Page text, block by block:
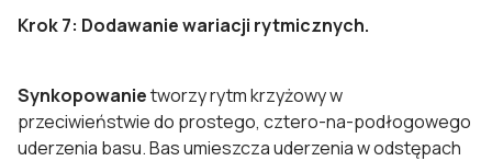
Krok 7: Dodawanie wariacji rytmicznych.
Synkopowanietworzy rytm krzyżowy w
przeciwieństwie do prostego, cztero-na-podłogowego
uderzenia basu. Bas umieszcza uderzenia w odstępach